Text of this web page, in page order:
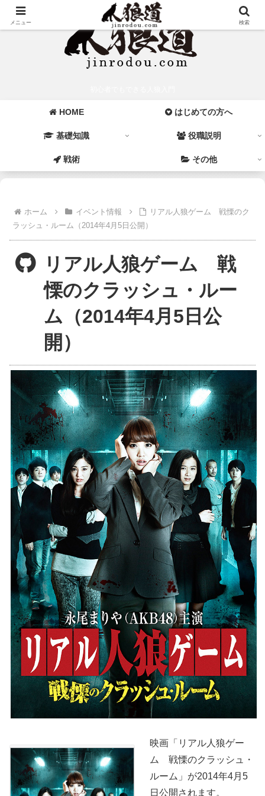
HOME はじめての方へ
基礎知識 役職説明
戦術 その他
ホーム イベント情報
リアル人狼ゲーム 戦慄のク
ラッシュ・ルーム（2014年4月5日公開）
リアル人狼ゲーム 戦
慄のクラッシュ・ルー
ム（2014年4月5日公
開）
映画「リアル人狼ゲー
ム 戦慄のクラッシュ・
ルーム」が2014年4月5
日公開されます。
メニュー 検索